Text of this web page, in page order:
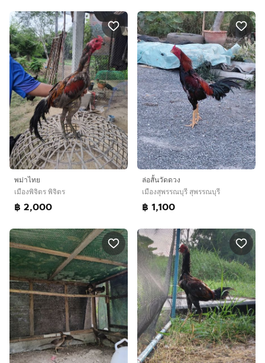
พม่าไทย
เมืองพิจิตร พิจิตร
฿ 2,000
ล่อสั้นวัดดวง
เมืองสุพรรณบุรี สุพรรณบุรี
฿ 1,100